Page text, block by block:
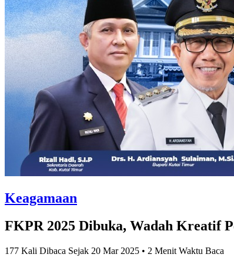
Keagamaan
FKPR 2025 Dibuka, Wadah Kreatif
177 Kali Dibaca Sejak 20 Mar 2025 • 2 Menit Waktu Baca